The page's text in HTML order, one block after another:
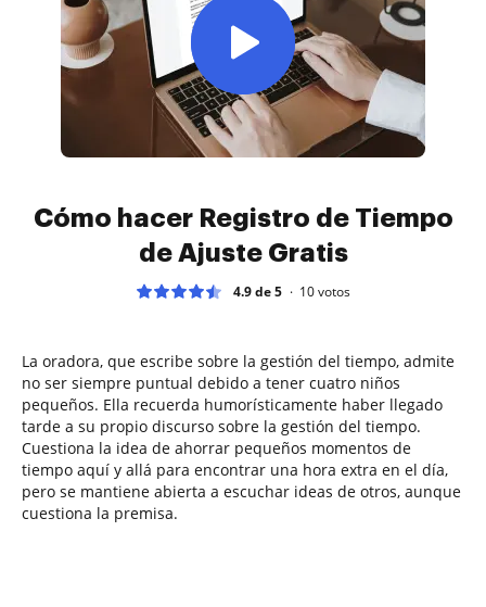
Cómo hacer Registro de Tiempo
de Ajuste Gratis
4.9 de 5 10votos
La oradora, que escribe sobre la gestión del tiempo, admite
no ser siempre puntual debido a tener cuatro niños
pequeños. Ella recuerda humorísticamente haber llegado
tarde a su propio discurso sobre la gestión del tiempo.
Cuestiona la idea de ahorrar pequeños momentos de
tiempo aquí y allá para encontrar una hora extra en el día,
pero se mantiene abierta a escuchar ideas de otros, aunque
cuestiona la premisa.